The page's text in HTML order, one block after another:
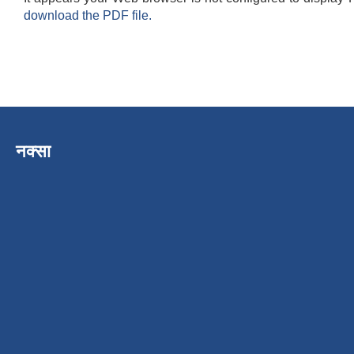
download the PDF file.
नक्सा